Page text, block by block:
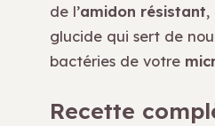
de l’amidon résistant,
glucide qui sert de
bactéries de votre
Recette